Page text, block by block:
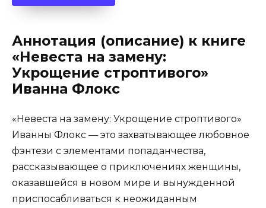
Аннотация (описание) к книге
«Невеста на замену:
Укрощение строптивого»
Иванна Флокс
«Невеста на замену: Укрощение строптивого»
Иванны Флокс — это захватывающее любовное
фэнтези с элементами попаданчества,
рассказывающее о приключениях женщины,
оказавшейся в новом мире и вынужденной
приспосабливаться к неожиданным